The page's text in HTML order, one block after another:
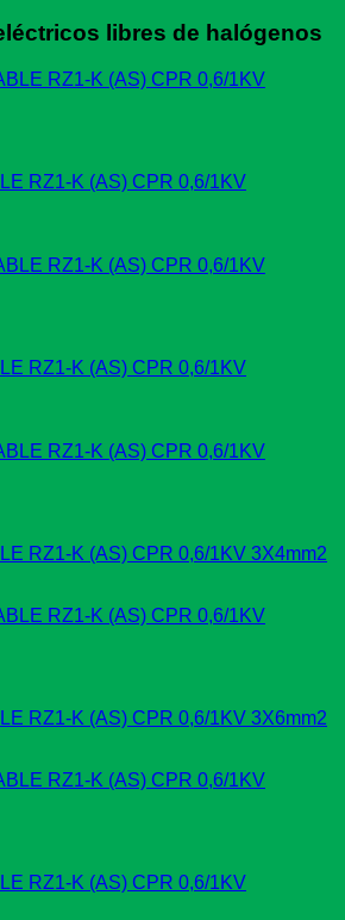
libres de halógenos
RZ1-K (AS) CPR 0,6/1KV
RZ1-K (AS) CPR 0,6/1KV
RZ1-K (AS) CPR 0,6/1KV 3X4mm2
RZ1-K (AS) CPR 0,6/1KV 3X6mm2
RZ1-K (AS) CPR 0,6/1KV